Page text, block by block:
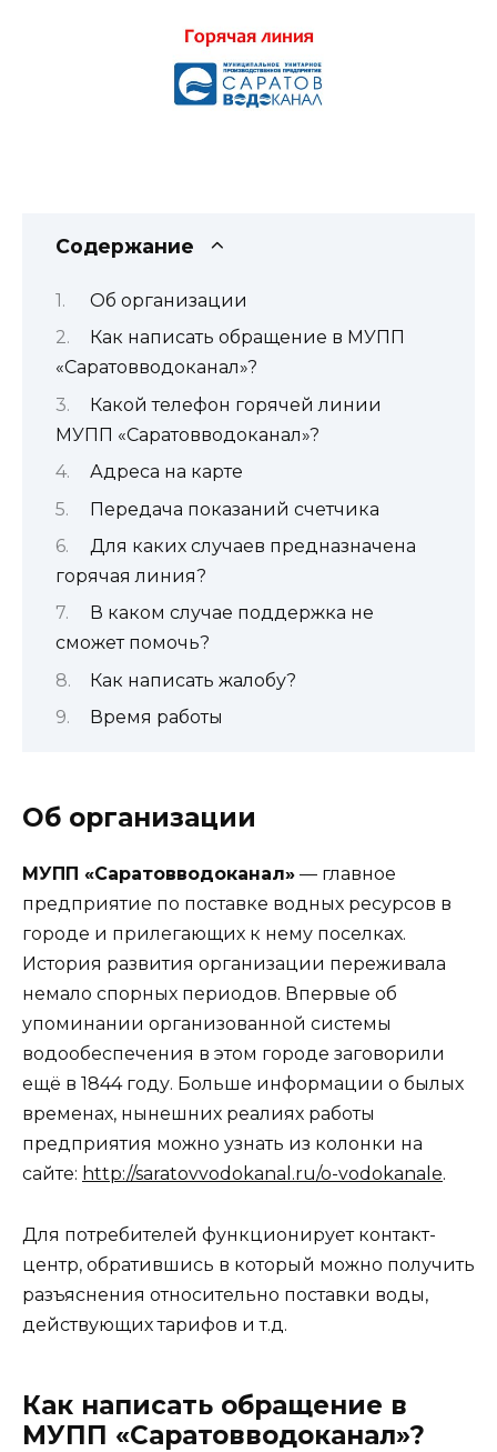
Содержание
Об организации
Как написать обращение в МУПП
«Саратовводоканал»?
Какой телефон горячей линии
МУПП «Саратовводоканал»?
Адреса на карте
Передача показаний счетчика
Для каких случаев предназначена
горячая линия?
В каком случае поддержка не
сможет помочь?
Как написать жалобу?
Время работы
Об организации
МУПП «Саратовводоканал» — главное
предприятие по поставке водных ресурсов в
городе и прилегающих к нему поселках.
История развития организации переживала
немало спорных периодов. Впервые об
упоминании организованной системы
водообеспечения в этом городе заговорили
ещё в 1844 году. Больше информации о былых
временах, нынешних реалиях работы
предприятия можно узнать из колонки на
сайте: http://saratovvodokanal.ru/o-vodokanale.
Для потребителей функционирует контакт-
центр, обратившись в который можно получить
разъяснения относительно поставки воды,
действующих тарифов и т.д.
Как написать обращение в
МУПП «Саратовводоканал»?